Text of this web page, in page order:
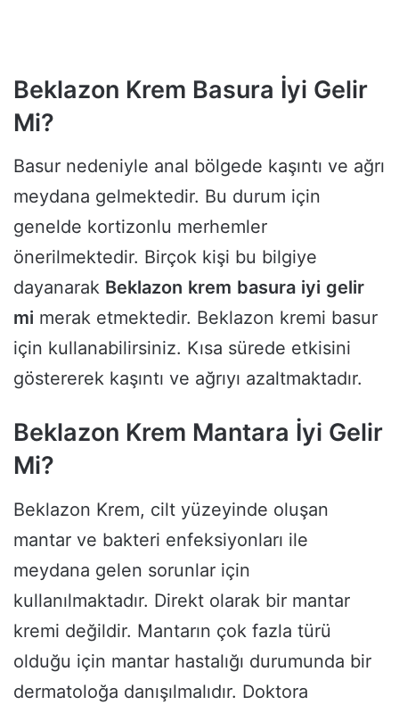
Beklazon Krem Basura İyi Gelir
Mi?
Basur nedeniyle anal bölgede kaşıntı ve ağrı
meydana gelmektedir. Bu durum için
genelde kortizonlu merhemler
önerilmektedir. Birçok kişi bu bilgiye
dayanarak Beklazon krem basura iyi gelir
mi merak etmektedir. Beklazon kremi basur
için kullanabilirsiniz. Kısa sürede etkisini
göstererek kaşıntı ve ağrıyı azaltmaktadır.
Beklazon Krem Mantara İyi Gelir
Mi?
Beklazon Krem, cilt yüzeyinde oluşan
mantar ve bakteri enfeksiyonları ile
meydana gelen sorunlar için
kullanılmaktadır. Direkt olarak bir mantar
kremi değildir. Mantarın çok fazla türü
olduğu için mantar hastalığı durumunda bir
dermatoloğa danışılmalıdır. Doktora